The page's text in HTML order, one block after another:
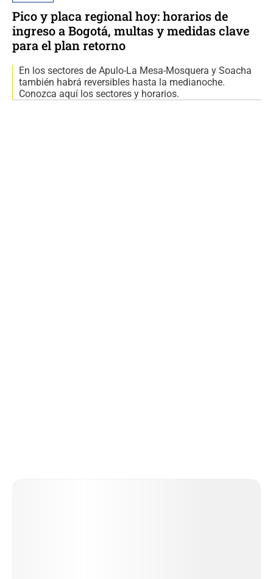
Pico y placa regional hoy: horarios de
ingreso a Bogotá, multas y medidas clave
para el plan retorno
En los sectores de Apulo-La Mesa-Mosquera y Soacha
también habrá reversibles hasta la medianoche.
Conozca aquí los sectores y horarios.